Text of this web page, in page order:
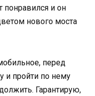
понравился и он
нового моста
перед
и пройти по нему
Гарантирую,